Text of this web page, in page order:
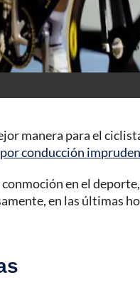
manera para el
conducción
conmoción en el
en las últimas